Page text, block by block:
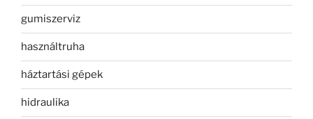
gumiszerviz
használtruha
háztartási gépek
hidraulika